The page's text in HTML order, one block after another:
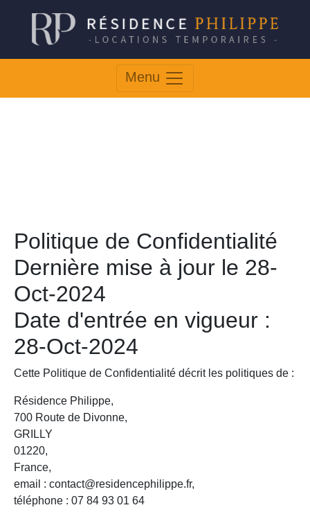
Menu
Politique de Confidentialité
Dernière mise à jour le 28-
Oct-2024
Date d'entrée en vigueur :
28-Oct-2024
Cette Politique de Confidentialité décrit les politiques de :
Résidence Philippe,
700 Route de Divonne,
GRILLY
01220,
France,
email : contact@residencephilippe.fr,
téléphone : 07 84 93 01 64